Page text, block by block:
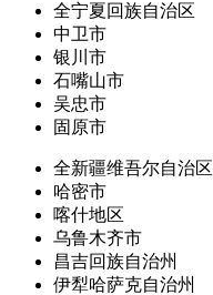
全宁夏回族自治区
中卫市
银川市
石嘴山市
吴忠市
固原市
全新疆维吾尔自治区
哈密市
喀什地区
乌鲁木齐市
昌吉回族自治州
伊犁哈萨克自治州